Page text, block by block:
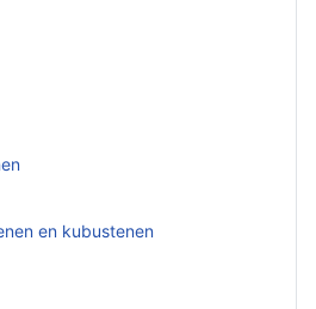
en kubustenen